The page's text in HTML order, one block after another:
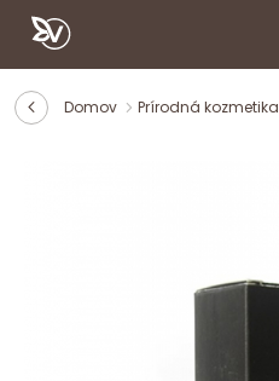
Domov Prírodná kozmetika